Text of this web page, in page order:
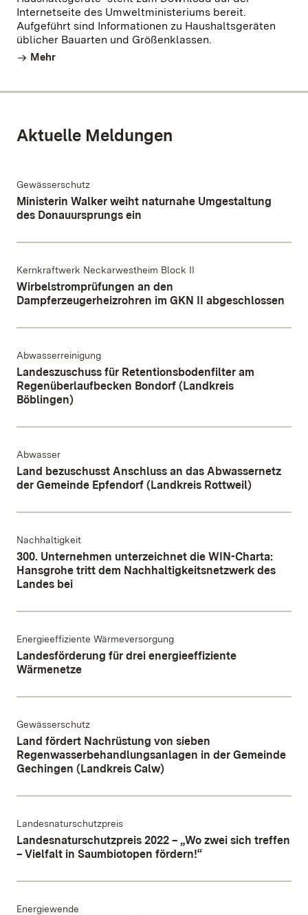
Internetseite des Umweltministeriums bereit.
Aufgeführt sind Informationen zu Haushaltsgeräten
üblicher Bauarten und Größenklassen.
Mehr
Aktuelle Meldungen
Gewässerschutz
Ministerin Walker weiht naturnahe Umgestaltung
des Donauursprungs ein
Kernkraftwerk Neckarwestheim Block II
Wirbelstromprüfungen an den
Dampferzeugerheizrohren im GKN II abgeschlossen
Abwasserreinigung
Landeszuschuss für Retentionsbodenfilter am
Regenüberlaufbecken Bondorf (Landkreis
Böblingen)
Abwasser
Land bezuschusst Anschluss an das Abwassernetz
der Gemeinde Epfendorf (Landkreis Rottweil)
Nachhaltigkeit
300. Unternehmen unterzeichnet die WIN-Charta:
Hansgrohe tritt dem Nachhaltigkeitsnetzwerk des
Landes bei
Energieeffiziente Wärmeversorgung
Landesförderung für drei energieeffiziente
Wärmenetze
Gewässerschutz
Land fördert Nachrüstung von sieben
Regenwasserbehand­lungsanlagen in der Gemeinde
Gechingen (Landkreis Calw)
Landesnaturschutzpreis
Landesnaturschutzpreis 2022 – „Wo zwei sich treffen
– Vielfalt in Saumbiotopen fördern!“
Energiewende